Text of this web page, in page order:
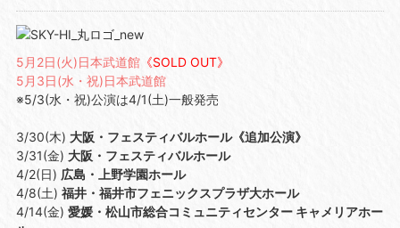
5月2日(火)日本武道館《SOLD OUT》
5月3日(水・祝)日本武道館
※5/3(水・祝)公演は4/1(土)一般発売
3/30(木) 大阪・フェスティバルホール《追加公演》
3/31(金) 大阪・フェスティバルホール
4/2(日) 広島・上野学園ホール
4/8(土) 福井・福井市フェニックスプラザ大ホール
4/14(金) 愛媛・松山市総合コミュニティセンター キャメリアホー